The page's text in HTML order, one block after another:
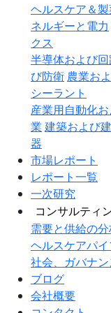
ヘルスケア＆
ネルギーと電力
クス
半導体および回
び防衛 農業お
シーラント
産業用自動化
業 建築および
器
市場レポート
レポート一覧
一次研究
コンサルティ
需要と供給の
ヘルスケアパ
社会、ガバナン
ブログ
会社概要